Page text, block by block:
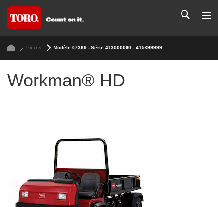
Pièces Modèle 07369 - Série 413000000 - 415399999
Workman® HD